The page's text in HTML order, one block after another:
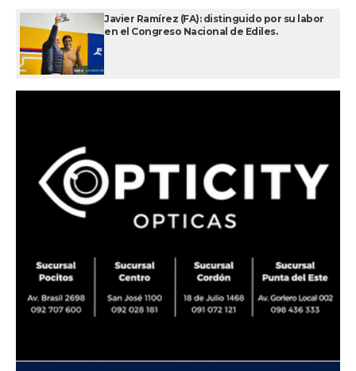
Javier Ramírez (FA): distinguido por su labor
en el Congreso Nacional de Ediles.